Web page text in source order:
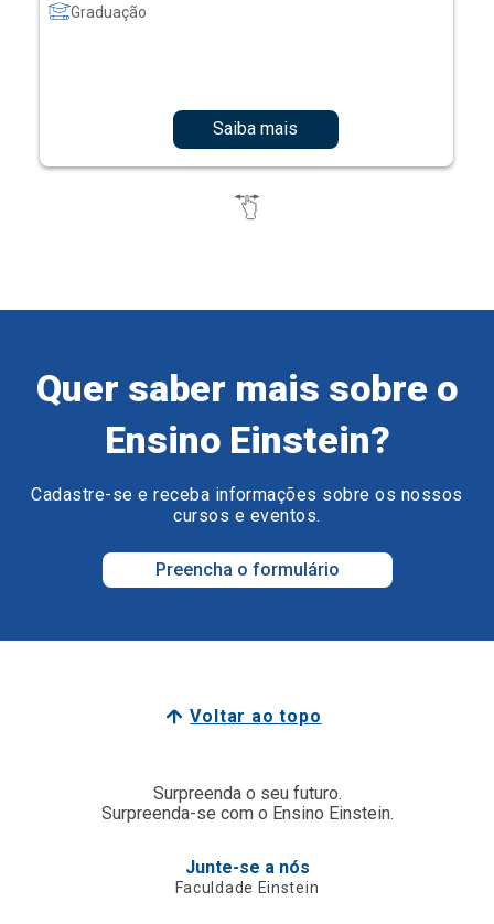
Graduação
Saiba mais
Quer saber mais sobre o
Ensino Einstein?
Cadastre-se e receba informações sobre os nossos
cursos e eventos.
Preencha o formulário
Voltar ao topo
Surpreenda o seu futuro.
Surpreenda-se com o Ensino Einstein.
Junte-se a nós
Faculdade Einstein